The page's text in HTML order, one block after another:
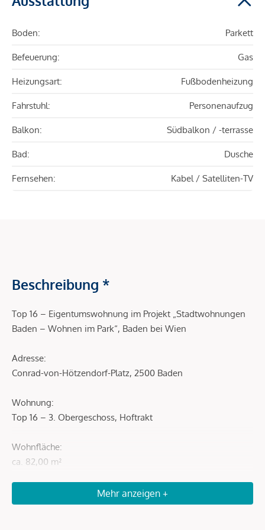
Boden: Parkett
Befeuerung: Gas
Heizungsart: Fußbodenheizung
Fahrstuhl: Personenaufzug
Balkon: Südbalkon / -terrasse
Bad: Dusche
Fernsehen: Kabel / Satelliten-TV
Beschreibung *
Top 16 – Eigentumswohnung im Projekt „Stadtwohnungen
Baden – Wohnen im Park“, Baden bei Wien
Adresse:
Conrad-von-Hötzendorf-Platz, 2500 Baden
Wohnung:
Top 16 – 3. Obergeschoss, Hoftrakt
Wohnfläche:
ca. 82,00 m²
Balkon ca. 4,96 m²
Mehr anzeigen +